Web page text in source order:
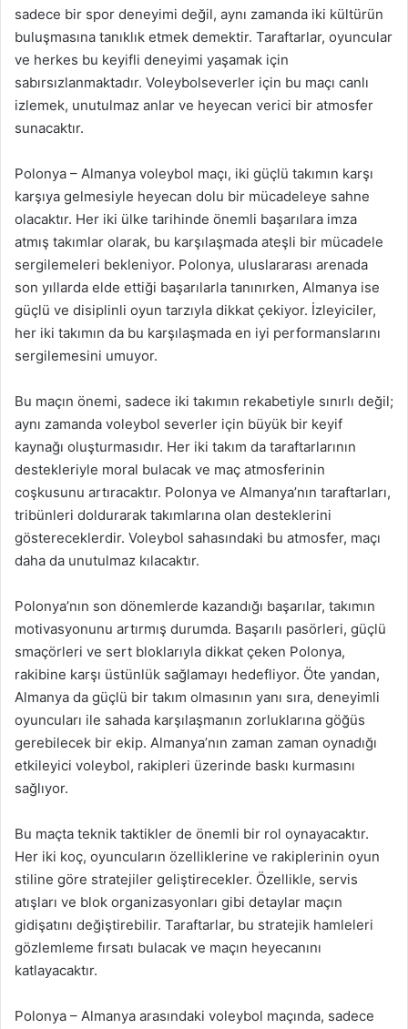
sadece bir spor deneyimi değil, aynı zamanda iki kültürün
buluşmasına tanıklık etmek demektir. Taraftarlar, oyuncular
ve herkes bu keyifli deneyimi yaşamak için
sabırsızlanmaktadır. Voleybolseverler için bu maçı canlı
izlemek, unutulmaz anlar ve heyecan verici bir atmosfer
sunacaktır.
Polonya – Almanya voleybol maçı, iki güçlü takımın karşı
karşıya gelmesiyle heyecan dolu bir mücadeleye sahne
olacaktır. Her iki ülke tarihinde önemli başarılara imza
atmış takımlar olarak, bu karşılaşmada ateşli bir mücadele
sergilemeleri bekleniyor. Polonya, uluslararası arenada
son yıllarda elde ettiği başarılarla tanınırken, Almanya ise
güçlü ve disiplinli oyun tarzıyla dikkat çekiyor. İzleyiciler,
her iki takımın da bu karşılaşmada en iyi performanslarını
sergilemesini umuyor.
Bu maçın önemi, sadece iki takımın rekabetiyle sınırlı değil;
aynı zamanda voleybol severler için büyük bir keyif
kaynağı oluşturmasıdır. Her iki takım da taraftarlarının
destekleriyle moral bulacak ve maç atmosferinin
coşkusunu artıracaktır. Polonya ve Almanya’nın taraftarları,
tribünleri doldurarak takımlarına olan desteklerini
göstereceklerdir. Voleybol sahasındaki bu atmosfer, maçı
daha da unutulmaz kılacaktır.
Polonya’nın son dönemlerde kazandığı başarılar, takımın
motivasyonunu artırmış durumda. Başarılı pasörleri, güçlü
smaçörleri ve sert bloklarıyla dikkat çeken Polonya,
rakibine karşı üstünlük sağlamayı hedefliyor. Öte yandan,
Almanya da güçlü bir takım olmasının yanı sıra, deneyimli
oyuncuları ile sahada karşılaşmanın zorluklarına göğüs
gerebilecek bir ekip. Almanya’nın zaman zaman oynadığı
etkileyici voleybol, rakipleri üzerinde baskı kurmasını
sağlıyor.
Bu maçta teknik taktikler de önemli bir rol oynayacaktır.
Her iki koç, oyuncuların özelliklerine ve rakiplerinin oyun
stiline göre stratejiler geliştirecekler. Özellikle, servis
atışları ve blok organizasyonları gibi detaylar maçın
gidişatını değiştirebilir. Taraftarlar, bu stratejik hamleleri
gözlemleme fırsatı bulacak ve maçın heyecanını
katlayacaktır.
Polonya – Almanya arasındaki voleybol maçında, sadece